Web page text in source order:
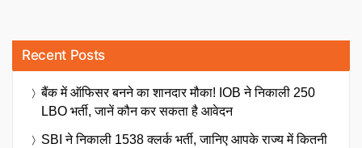
Recent Posts
बैंक में ऑफिसर बनने का शानदार मौका! IOB ने निकाली 250
LBO भर्ती, जानें कौन कर सकता है आवेदन
SBI ने निकाली 1538 क्लर्क भर्ती, जानिए आपके राज्य में कितनी